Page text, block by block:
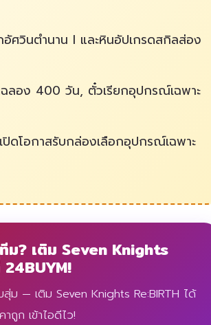
อัศวินตำนาน I และหินอัปเกรดสกิลส่อง
ลอง 400 วัน, ตั๋วเรียกอุปกรณ์เฉพาะ
ปิดโอกาสรับกล่องเลือกอุปกรณ์เฉพาะ
ม? เติม Seven Knights
24BUYM!
— เติม Seven Knights Re:BIRTH ได้
ถูก เข้าไอดีไว!